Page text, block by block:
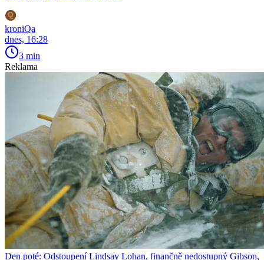
kroniQa
dnes, 16:28
3 min
Reklama
Den poté: Odstoupení Lindsay Lohan, finančně nedostupný Gibson,